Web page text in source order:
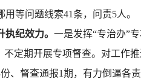
等问题线索41条，问责5人。
纪效力。 一是发挥“专治办”
不定期开展专项督查。对工作
、督查通报1期，有力倒逼各